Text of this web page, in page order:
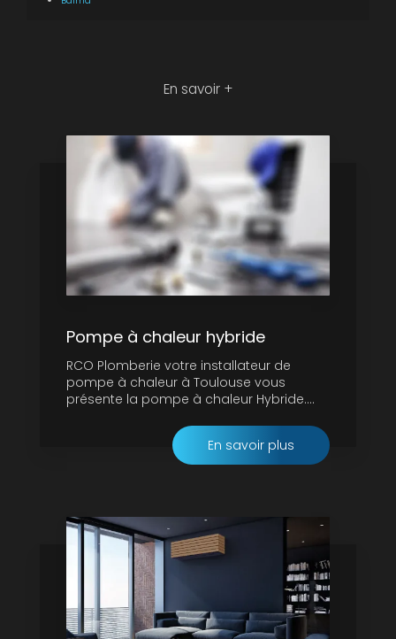
En savoir +
Pompe à chaleur hybride
RCO Plomberie votre installateur de
pompe à chaleur à Toulouse vous
présente la pompe à chaleur Hybride....
En savoir plus